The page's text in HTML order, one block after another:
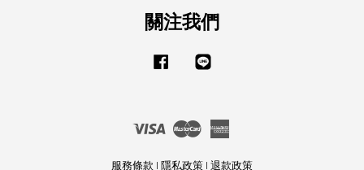
關注我們
Facebook
Visa Master
服務條款 | 隱私政策 | 退款政策